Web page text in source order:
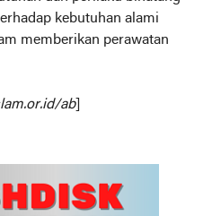
kebutuhan alami
memberikan perawatan
ab]